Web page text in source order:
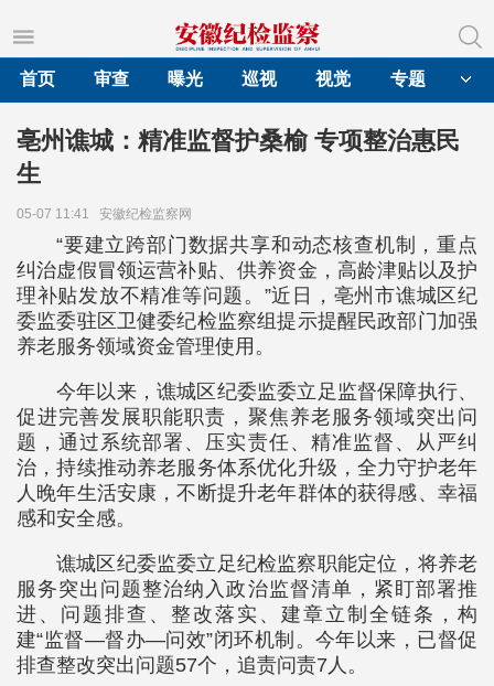
首页
审查 曝光 巡视 视觉 专题
亳州谯城：精准监督护桑榆 专项整治惠民
生
05-07 11:41 安徽纪检监察网
“要建立跨部门数据共享和动态核查机制，重点
纠治虚假冒领运营补贴、供养资金，高龄津贴以及护
理补贴发放不精准等问题。”近日，亳州市谯城区纪
委监委驻区卫健委纪检监察组提示提醒民政部门加强
养老服务领域资金管理使用。
今年以来，谯城区纪委监委立足监督保障执行、
促进完善发展职能职责，聚焦养老服务领域突出问
题，通过系统部署、压实责任、精准监督、从严纠
治，持续推动养老服务体系优化升级，全力守护老年
人晚年生活安康，不断提升老年群体的获得感、幸福
感和安全感。
谯城区纪委监委立足纪检监察职能定位，将养老
服务突出问题整治纳入政治监督清单，紧盯部署推
进、问题排查、整改落实、建章立制全链条，构
建“监督—督办—问效”闭环机制。今年以来，已督促
排查整改突出问题57个，追责问责7人。